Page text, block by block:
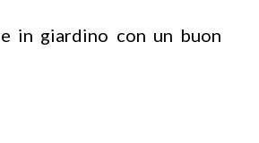
in giardino con un buon